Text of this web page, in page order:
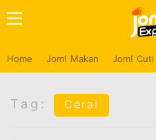
Home Jom! Makan Jom! Cuti
Tag: Cerai